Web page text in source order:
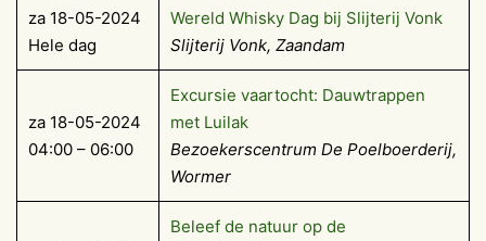
za 18-05-2024
Hele dag
Wereld Whisky Dag bij Slijterij Vonk
Slijterij Vonk, Zaandam
za 18-05-2024
04:00 – 06:00
Excursie vaartocht: Dauwtrappen
met Luilak
Bezoekerscentrum De Poelboerderij,
Wormer
Beleef de natuur op de